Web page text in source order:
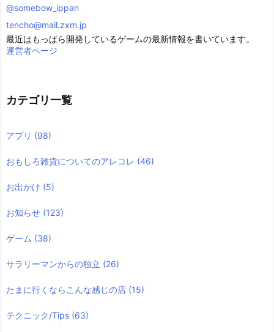
@somebow_ippan
tencho@mail.zxm.jp
最近はもっぱら開発しているゲームの最新情報を書いています。
運営者ページ
カテゴリ一覧
アプリ (98)
おもしろ雑貨についてのアレコレ (46)
お出かけ (5)
お知らせ (123)
ゲーム (38)
サラリーマンからの独立 (26)
たまに行くならこんな感じの店 (15)
テクニック/Tips (63)